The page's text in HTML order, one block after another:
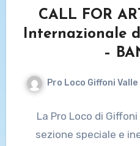
CALL FOR
Internazionale
–
Pro Loco Giffoni Valle
La Pro Loco di
sezione speciale e